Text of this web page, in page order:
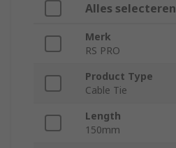
Alles selecteren
Merk
RS PRO
Product Type
Cable Tie
Length
150mm